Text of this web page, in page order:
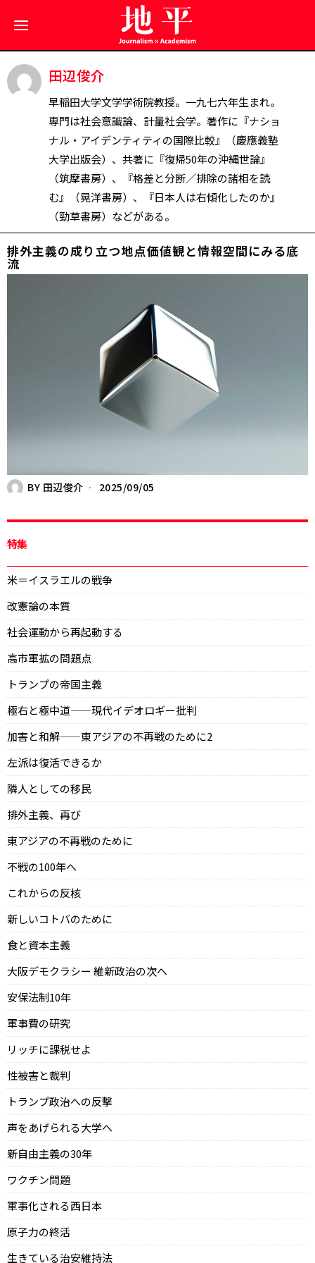
田辺俊介
早稲田大学文学学術院教授。一九七六年生まれ。
専門は社会意識論、計量社会学。著作に『ナショ
ナル・アイデンティティの国際比較』（慶應義塾
大学出版会）、共著に『復帰50年の沖縄世論』
（筑摩書房）、『格差と分断／排除の諸相を読
む』（晃洋書房）、『日本人は右傾化したのか』
（勁草書房）などがある。
排外主義の成り立つ地点――価値観と情報空間にみる底
流
BY 田辺俊介 2025/09/05
特集
米＝イスラエルの戦争
改憲論の本質
社会運動から再起動する
高市軍拡の問題点
トランプの帝国主義
極右と極中道——現代イデオロギー批判
加害と和解——東アジアの不再戦のために2
左派は復活できるか
隣人としての移民
排外主義、再び
東アジアの不再戦のために
不戦の100年へ
これからの反核
新しいコトバのために
食と資本主義
大阪デモクラシー 維新政治の次へ
安保法制10年
軍事費の研究
リッチに課税せよ
性被害と裁判
トランプ政治への反撃
声をあげられる大学へ
新自由主義の30年
ワクチン問題
軍事化される西日本
原子力の終活
生きている治安維持法